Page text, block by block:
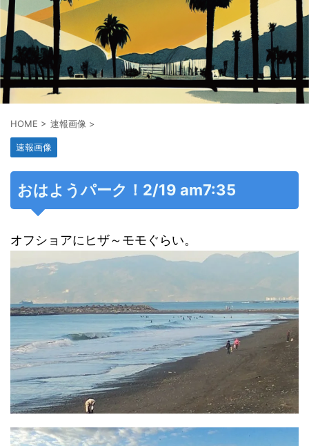
HOME > 速報画像 >
速報画像
おはようパーク！2/19 am7:35
オフショアにヒザ～モモぐらい。